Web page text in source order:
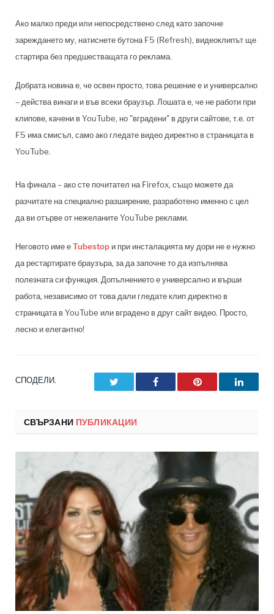
Ако малко преди или непосредствено след като започне
зареждането му, натиснете бутона F5 (Refresh), видеоклипът ще
стартира без предшестващата го реклама.
Добрата новина е, че освен просто, това решение е и универсално
– действа винаги и във всеки браузър. Лошата е, че не работи при
клипове, качени в YouTube, но "вградени" в други сайтове, т.е. от
F5 има смисъл, само ако гледате видео директно в страницата в
YouTube.
На финала – ако сте почитател на Firefox, също можете да
разчитате на специално разширение, разработено именно с цел
да ви отърве от нежеланите YouTube реклами.
Неговото име еTubestop и при инсталацията му дори не е нужно
да рестартирате браузъра, за да започне то да изпълнява
полезната си функция. Допълнението е универсално и върши
работа, независимо от това дали гледате клип директно в
страницата в YouTube или вградено в друг сайт видео. Просто,
лесно и елегантно!
СПОДЕЛИ. Facebook Pinterest
СВЪРЗАНИ ПУБЛИКАЦИИ